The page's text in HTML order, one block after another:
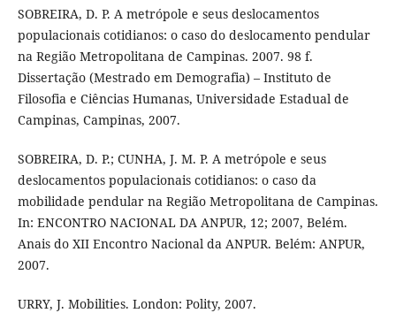
SOBREIRA, D. P. A metrópole e seus deslocamentos
populacionais cotidianos: o caso do deslocamento pendular
na Região Metropolitana de Campinas. 2007. 98 f.
Dissertação (Mestrado em Demografia) – Instituto de
Filosofia e Ciências Humanas, Universidade Estadual de
Campinas, Campinas, 2007.
SOBREIRA, D. P.; CUNHA, J. M. P. A metrópole e seus
deslocamentos populacionais cotidianos: o caso da
mobilidade pendular na Região Metropolitana de Campinas.
In: ENCONTRO NACIONAL DA ANPUR, 12; 2007, Belém.
Anais do XII Encontro Nacional da ANPUR. Belém: ANPUR,
2007.
URRY, J. Mobilities. London: Polity, 2007.